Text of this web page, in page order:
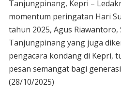
Tanjungpinang, Kepri –
momentum peringatan Hari
tahun 2025, Agus Riawantoro,
Tanjungpinang yang juga
pengacara kondang di Kepri,
pesan semangat bagi
(28/10/2025)